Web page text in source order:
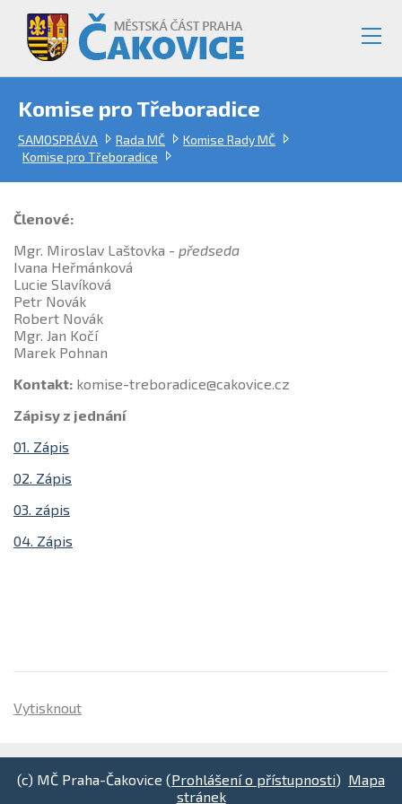
Komise pro Třeboradice
SAMOSPRÁVA Rada MČ
Komise Rady MČ
Komise pro Třeboradice
Členové:
Mgr. Miroslav Laštovka - předseda
Ivana Heřmánková
Lucie Slavíková
Petr Novák
Robert Novák
Mgr. Jan Kočí
Marek Pohnan
Kontakt: komise-treboradice@cakovice.cz
Zápisy z jednání
01. Zápis
02. Zápis
03. zápis
04. Zápis
Vytisknout
(c) MČ Praha-Čakovice (Prohlášení o přístupnosti) Mapa
stránek